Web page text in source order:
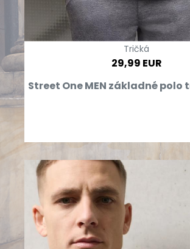
Tričká
29,99 EUR
Street One MEN základné polo